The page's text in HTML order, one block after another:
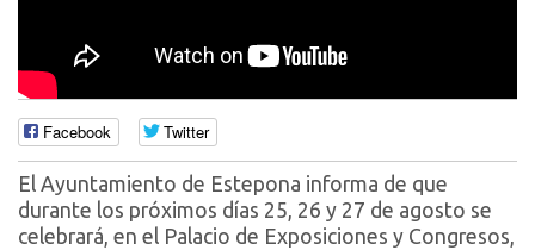
Facebook Twitter
El Ayuntamiento de Estepona informa de que
durante los próximos días 25, 26 y 27 de agosto se
celebrará, en el Palacio de Exposiciones y Congresos,